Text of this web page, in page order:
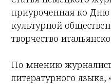
приуроченная ко Дню
культурной
творчество
По мнению
литературного